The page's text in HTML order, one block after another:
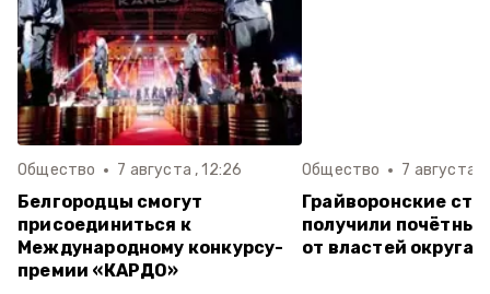
Общество 7 августа , 12:26
Белгородцы смогут
присоединиться к
Международному конкурсу-
премии «КАРДО»
Общество 7 августа ,
Грайворонские
получили
от властей округа